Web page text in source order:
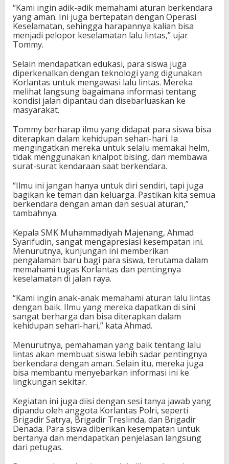
“Kami ingin adik-adik memahami aturan berkendara
yang aman. Ini juga bertepatan dengan Operasi
Keselamatan, sehingga harapannya kalian bisa
menjadi pelopor keselamatan lalu lintas,” ujar
Tommy.
Selain mendapatkan edukasi, para siswa juga
diperkenalkan dengan teknologi yang digunakan
Korlantas untuk mengawasi lalu lintas. Mereka
melihat langsung bagaimana informasi tentang
kondisi jalan dipantau dan disebarluaskan ke
masyarakat.
Tommy berharap ilmu yang didapat para siswa bisa
diterapkan dalam kehidupan sehari-hari. Ia
mengingatkan mereka untuk selalu memakai helm,
tidak menggunakan knalpot bising, dan membawa
surat-surat kendaraan saat berkendara.
“Ilmu ini jangan hanya untuk diri sendiri, tapi juga
bagikan ke teman dan keluarga. Pastikan kita semua
berkendara dengan aman dan sesuai aturan,”
tambahnya.
Kepala SMK Muhammadiyah Majenang, Ahmad
Syarifudin, sangat mengapresiasi kesempatan ini.
Menurutnya, kunjungan ini memberikan
pengalaman baru bagi para siswa, terutama dalam
memahami tugas Korlantas dan pentingnya
keselamatan di jalan raya.
“Kami ingin anak-anak memahami aturan lalu lintas
dengan baik. Ilmu yang mereka dapatkan di sini
sangat berharga dan bisa diterapkan dalam
kehidupan sehari-hari,” kata Ahmad.
Menurutnya, pemahaman yang baik tentang lalu
lintas akan membuat siswa lebih sadar pentingnya
berkendara dengan aman. Selain itu, mereka juga
bisa membantu menyebarkan informasi ini ke
lingkungan sekitar.
Kegiatan ini juga diisi dengan sesi tanya jawab yang
dipandu oleh anggota Korlantas Polri, seperti
Brigadir Satrya, Brigadir Treslinda, dan Brigadir
Denada. Para siswa diberikan kesempatan untuk
bertanya dan mendapatkan penjelasan langsung
dari petugas.